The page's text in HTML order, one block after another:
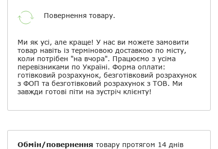
Повернення товару.
Ми як усі, але краще! У нас ви можете замовити
товар навіть із терміновою доставкою по місту,
коли потрібен "на вчора". Працюємо з усіма
перевізниками по Україні. Форма оплати:
готівковий розрахунок, безготівковий розрахунок
з ФОП та безготівковий розрахунок з ТОВ. Ми
завжди готові піти на зустріч клієнту!
Обмін/повернення товару протягом 14 днів